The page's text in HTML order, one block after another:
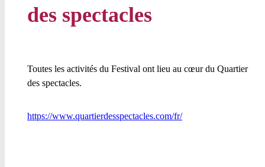
des spectacles
Toutes les activités du Festival ont lieu au cœur du Quartier
des spectacles.
https://www.quartierdesspectacles.com/fr/